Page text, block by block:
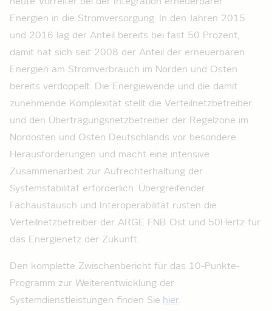
Energien in die Stromversorgung. In den Jahren 2015
und 2016 lag der Anteil bereits bei fast 50 Prozent,
damit hat sich seit 2008 der Anteil der erneuerbaren
Energien am Stromverbrauch im Norden und Osten
bereits verdoppelt. Die Energiewende und die damit
zunehmende Komplexität stellt die Verteilnetzbetreiber
und den Übertragungsnetzbetreiber der Regelzone im
Nordosten und Osten Deutschlands vor besondere
Herausforderungen und macht eine intensive
Zusammenarbeit zur Aufrechterhaltung der
Systemstabilität erforderlich. Übergreifender
Fachaustausch und Interoperabilität rüsten die
Verteilnetzbetreiber der ARGE FNB Ost und 50Hertz für
das Energienetz der Zukunft.
Den komplette Zwischenbericht für das 10-Punkte-
Programm zur Weiterentwicklung der
Systemdienstleistungen finden Sie hier.